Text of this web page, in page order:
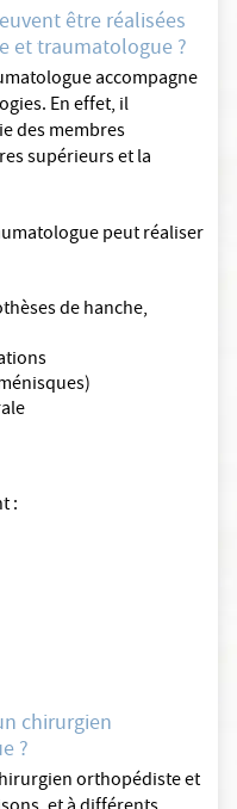
être réalisées
et traumatologue ?
accompagne
En effet, il
des membres
supérieurs et la
peut réaliser
de hanche,
:
chirurgien
?
orthopédiste et